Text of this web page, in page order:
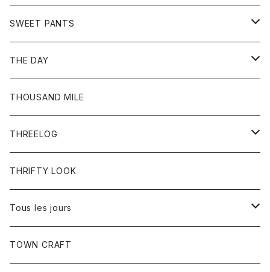
ワンピース
コート
リング
サンダル
アウター
Ｇジャン
ボトム
ジーンズ
SWEET PANTS
ボトム
ショートパンツ
THE DAY
トップス
Tシャツ
THOUSAND MILE
THREELOG
トップス
Tシャツ
THRIFTY LOOK
Tous les jours
トップス
TOWN CRAFT